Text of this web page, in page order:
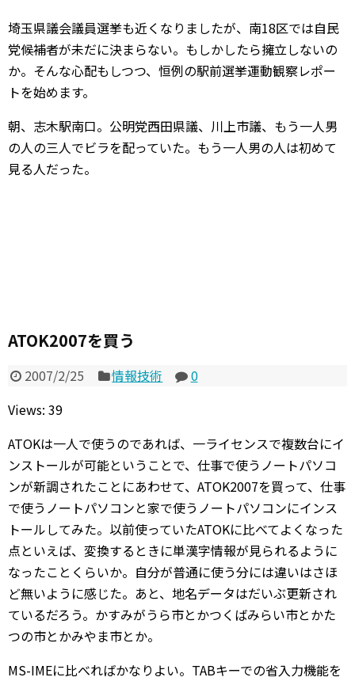
埼玉県議会議員選挙も近くなりましたが、南18区では自民
党候補者が未だに決まらない。もしかしたら擁立しないの
か。そんな心配もしつつ、恒例の駅前選挙運動観察レポー
トを始めます。
朝、志木駅南口。公明党西田県議、川上市議、もう一人男
の人の三人でビラを配っていた。もう一人男の人は初めて
見る人だった。
ATOK2007を買う
2007/2/25 情報技術
0
Views: 39
ATOKは一人で使うのであれば、一ライセンスで複数台にイ
ンストールが可能ということで、仕事で使うノートパソコ
ンが新調されたことにあわせて、ATOK2007を買って、仕事
で使うノートパソコンと家で使うノートパソコンにインス
トールしてみた。以前使っていたATOKに比べてよくなった
点といえば、変換するときに単漢字情報が見られるように
なったことくらいか。自分が普通に使う分には違いはさほ
ど無いように感じた。あと、地名データはだいぶ更新され
ているだろう。かすみがうら市とかつくばみらい市とかた
つの市とかみやま市とか。
MS-IMEに比べればかなりよい。TABキーでの省入力機能を